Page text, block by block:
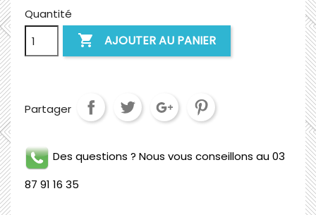
Quantité
 AJOUTER AU PANIER
Partager
Des questions ? Nous vous conseillons au 03
87 91 16 35